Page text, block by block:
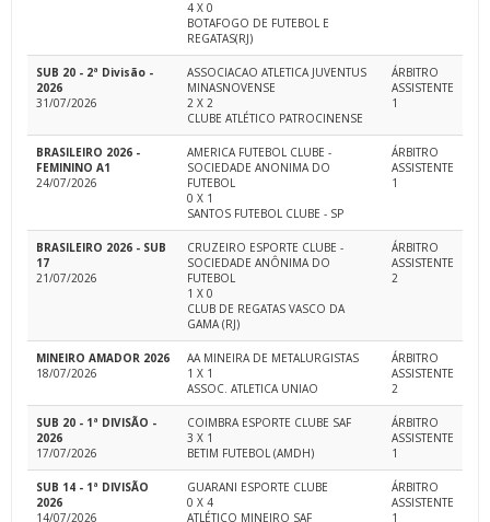
4 X 0
BOTAFOGO DE FUTEBOL E
REGATAS(RJ)
SUB 20 - 2ª Divisão -
2026
31/07/2026
ASSOCIACAO ATLETICA JUVENTUS
MINASNOVENSE
2 X 2
CLUBE ATLÉTICO PATROCINENSE
ÁRBITRO
ASSISTENTE
1
BRASILEIRO 2026 -
FEMININO A1
24/07/2026
AMERICA FUTEBOL CLUBE -
SOCIEDADE ANONIMA DO
FUTEBOL
0 X 1
SANTOS FUTEBOL CLUBE - SP
ÁRBITRO
ASSISTENTE
1
BRASILEIRO 2026 - SUB
17
21/07/2026
CRUZEIRO ESPORTE CLUBE -
SOCIEDADE ANÔNIMA DO
FUTEBOL
1 X 0
CLUB DE REGATAS VASCO DA
GAMA (RJ)
ÁRBITRO
ASSISTENTE
2
MINEIRO AMADOR 2026
18/07/2026
AA MINEIRA DE METALURGISTAS
1 X 1
ASSOC. ATLETICA UNIAO
ÁRBITRO
ASSISTENTE
2
SUB 20 - 1ª DIVISÃO -
2026
17/07/2026
COIMBRA ESPORTE CLUBE SAF
3 X 1
BETIM FUTEBOL (AMDH)
ÁRBITRO
ASSISTENTE
1
SUB 14 - 1ª DIVISÃO
2026
14/07/2026
GUARANI ESPORTE CLUBE
0 X 4
ATLÉTICO MINEIRO SAF
ÁRBITRO
ASSISTENTE
1